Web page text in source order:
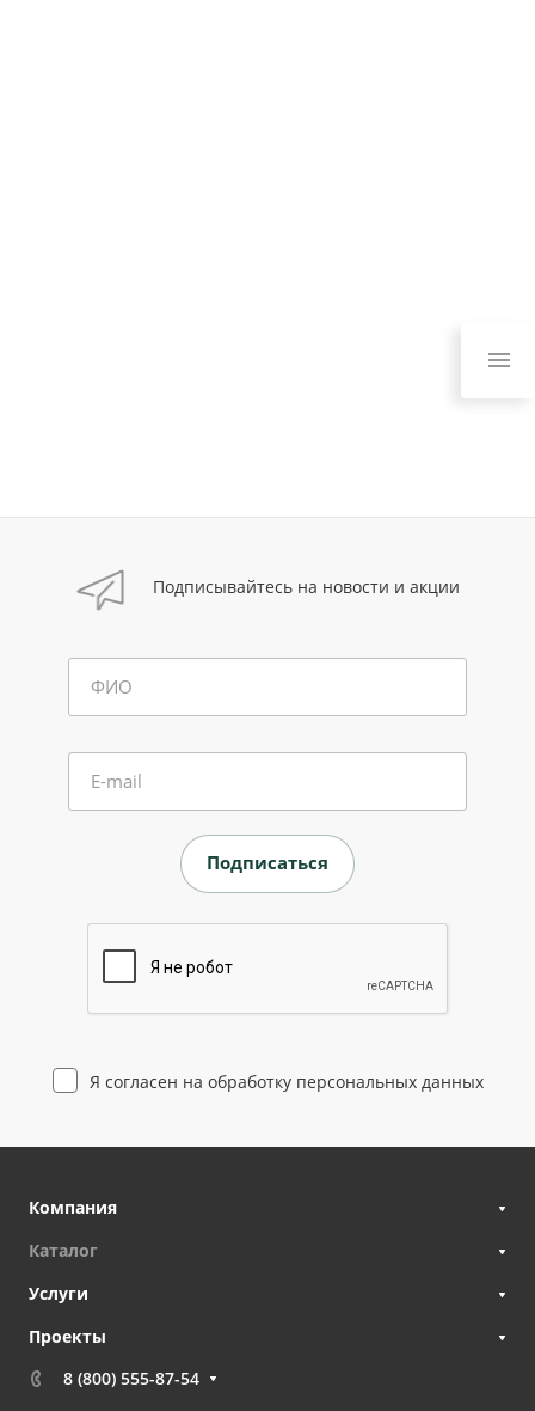
Подписывайтесь на новости и акции
ФИО
E-mail
Я согласен на обработку персональных данных
Компания
Каталог
Услуги
Проекты
8 (800) 555-87-54